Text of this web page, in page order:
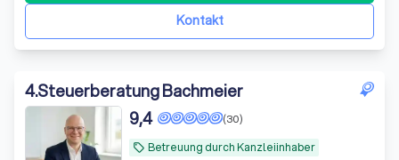
Kontakt
4.Steuerberatung Bachmeier
local_offer Betreuung durch Kanzleiinhaber
(30)
9,4